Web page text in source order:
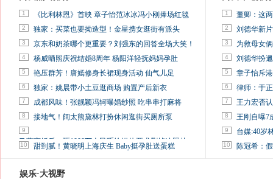
1 《比利林恩》首映 章子怡范冰冰冯小刚捧场红毯
2 独家：买菜也要拗造型！金星携女逛街有派头
3 京东和奶茶哪个更重要？刘强东的回答全场大笑！
4 杨威晒照庆祝结婚8周年 杨阳洋轻抚妈妈孕肚
5 艳压群芳！唐嫣修身长裙现身活动 仙气儿足
6 独家：姚晨带小土豆逛商场 购置产后新衣
7 成都风味！张靓颖冯轲曝婚纱照 吃串串打麻将
8 接地气！阔太熊黛林打扮休闲逛街买厕所泵
9
马蓉离婚后，砸1000万人民币给媒体要求删掉这照片
10 甜到腻！黄晓明上海庆生 Baby挺孕肚送蛋糕
1 董卿：这
2 刘德华新
3 为救母女
4 刘德华扮
5 章子怡斥
6 律师：于
7 王力宏否
8 王刚自曝7
9 台媒:40岁
10 陈冠希：
娱乐·大视野